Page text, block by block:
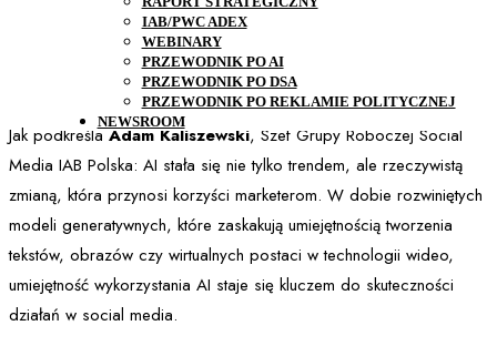
IAB/PWC ADEX
WEBINARY
PRZEWODNIK PO AI
PRZEWODNIK PO DSA
PRZEWODNIK PO REKLAMIE POLITYCZNEJ
NEWSROOM
Pobierz poradnik
Jak podkreślaAdam Kaliszewski, Szef Grupy Roboczej Social
Media IAB Polska: AI stała się nie tylko trendem, ale rzeczywistą
zmianą, która przynosi korzyści marketerom. W dobie rozwiniętych
modeli generatywnych, które zaskakują umiejętnością tworzenia
tekstów, obrazów czy wirtualnych postaci w technologii wideo,
umiejętność wykorzystania AI staje się kluczem do skuteczności
działań w social media.